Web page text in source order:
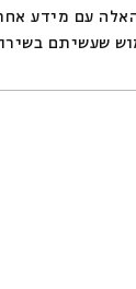
עם מידע
שעשיתם
דודי לוי